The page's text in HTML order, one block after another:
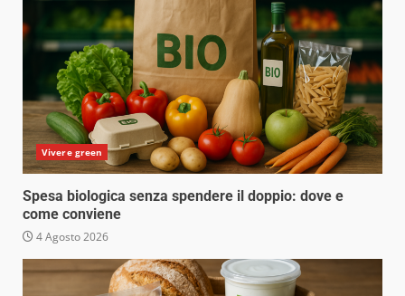
Vivere green
Spesa biologica senza spendere il doppio: dove e
come conviene
4 Agosto 2026